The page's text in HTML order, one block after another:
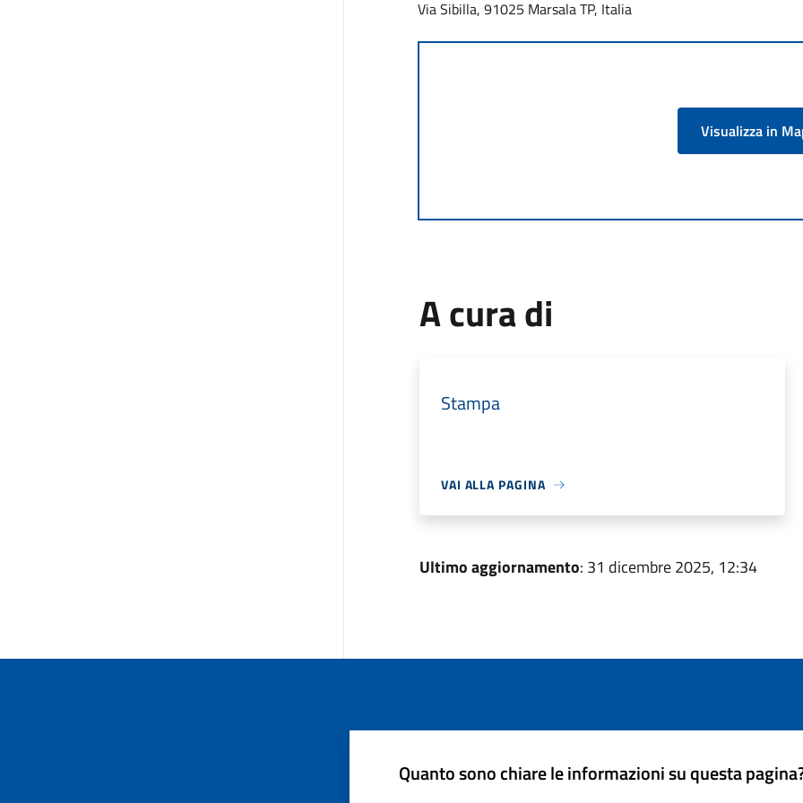
Via Sibilla, 91025 Marsala TP, Italia
Visualizza in
A cura di
Stampa
VAI ALLA PAGINA
Ultimo aggiornamento: 31 dicembre 2025, 12:34
Quanto sono chiare le informazioni su questa